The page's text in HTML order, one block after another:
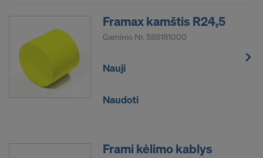
Framax kamštis R24,5
Gaminio Nr. 588181000
Nauji
Naudoti
Frami kėlimo kablys